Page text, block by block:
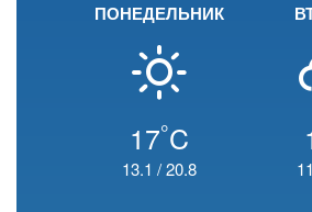
ПОНЕДЕЛЬНИК
17°C
13.1 /20.8